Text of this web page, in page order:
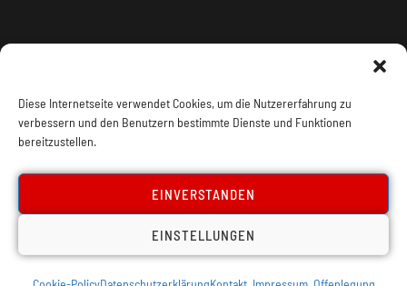
Diese Internetseite verwendet Cookies, um die Nutzererfahrung zu
verbessern und den Benutzern bestimmte Dienste und Funktionen
bereitzustellen.
EINVERSTANDEN
EINSTELLUNGEN